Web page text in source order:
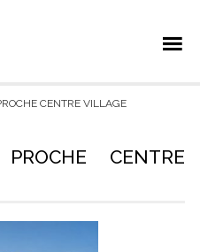
CENTRE VILLAGE
CENTRE